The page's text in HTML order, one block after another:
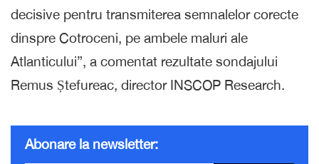
decisive pentru transmiterea semnalelor corecte
dinspre Cotroceni, pe ambele maluri ale
Atlanticului”, a comentat rezultate sondajului
Remus Ștefureac, director INSCOP Research.
Abonare la newsletter: